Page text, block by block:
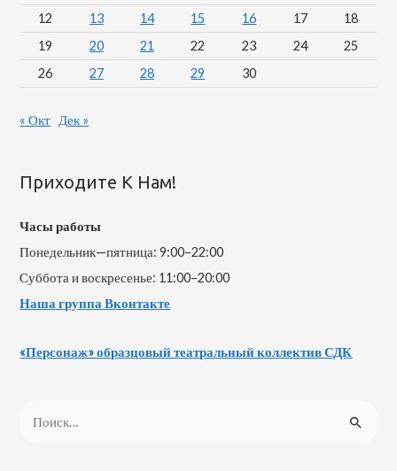
12
13 14 15 16 17
18
19
20 21 22 23 24
25
26
27 28 29 30
« Окт Дек »
Приходите К Нам!
Часы работы
Понедельник—пятница: 9:00–22:00
Суббота и воскресенье: 11:00–20:00
Наша группа Вконтакте
«Персонаж» образцовый театральный коллектив СДК